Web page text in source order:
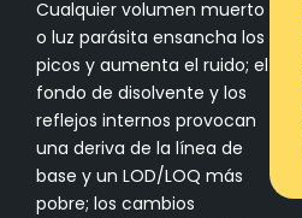
Cualquier volumen muerto
o luz parásita ensancha los
picos y aumenta el ruido; el
fondo de disolvente y los
reflejos internos provocan
una deriva de la línea de
base y un LOD/LOQ más
pobre; los cambios